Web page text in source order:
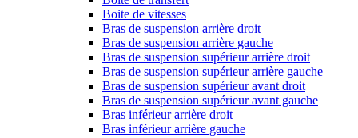
Boite de vitesses
Bras de suspension arrière droit
Bras de suspension arrière gauche
Bras de suspension supérieur arrière droit
Bras de suspension supérieur arrière gauche
Bras de suspension supérieur avant droit
Bras de suspension supérieur avant gauche
Bras inférieur arrière droit
Bras inférieur arrière gauche